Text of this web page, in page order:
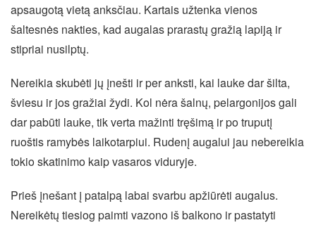
apsaugotą vietą anksčiau. Kartais užtenka vienos
šaltesnės nakties, kad augalas prarastų gražią lapiją ir
stipriai nusilptų.
Nereikia skubėti jų įnešti ir per anksti, kai lauke dar šilta,
šviesu ir jos gražiai žydi. Kol nėra šalnų, pelargonijos gali
dar pabūti lauke, tik verta mažinti tręšimą ir po truputį
ruoštis ramybės laikotarpiui. Rudenį augalui jau nebereikia
tokio skatinimo kaip vasaros viduryje.
Prieš įnešant į patalpą labai svarbu apžiūrėti augalus.
Nereikėtų tiesiog paimti vazono iš balkono ir pastatyti